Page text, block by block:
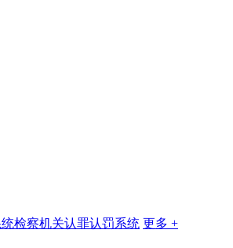
检察机关认罪认罚系统 更多 +